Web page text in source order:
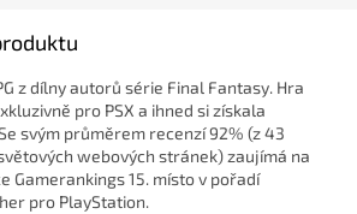
z dílny autorů série Final Fantasy. Hra
pro PSX a ihned si získala
svým průměrem recenzí 92% (z 43
webových stránek) zaujímá na
Gamerankings 15. místo v pořadí
pro PlayStation.